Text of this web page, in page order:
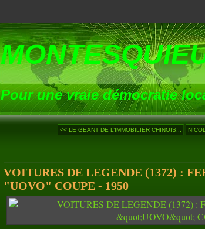
Pour une vraie démocratie
<< LE GEANT DE L’IMMOBILIER CHINOIS...
VOITURES DE LEGENDE (1372) :
"UOVO" COUPE - 1950